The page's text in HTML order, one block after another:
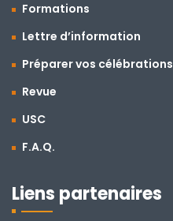
Formations
Lettre d’information
Préparer vos célébrations
Revue
USC
F.A.Q.
Liens partenaires